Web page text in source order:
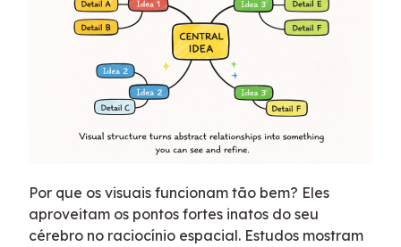
Por que os visuais funcionam tão bem? Eles
aproveitam os pontos fortes inatos do seu
cérebro no raciocínio espacial. Estudos mostram